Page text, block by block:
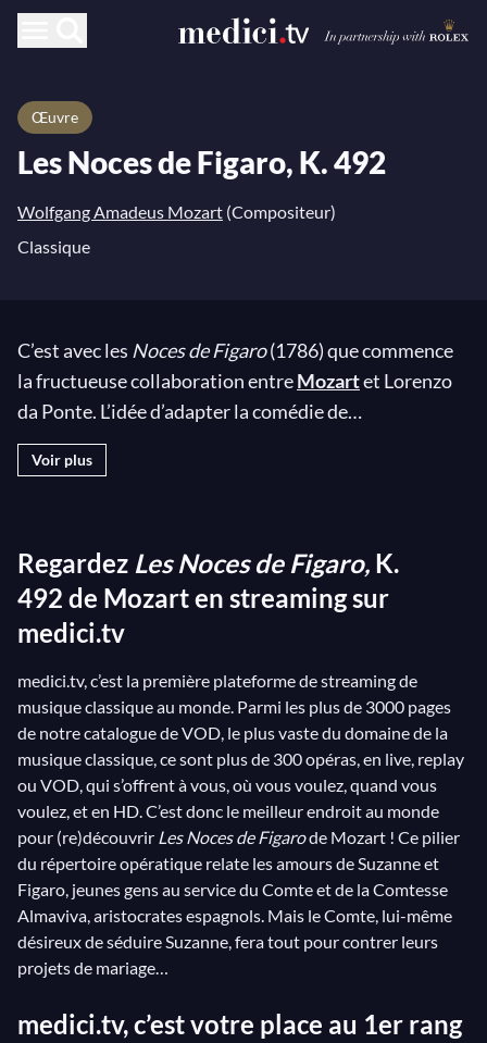
Œuvre
Les Noces de Figaro, K. 492
Wolfgang Amadeus Mozart (Compositeur)
Classique
C’est avec les Noces de Figaro(1786) que commence
la fructueuse collaboration entreMozartet Lorenzo
da Ponte. L’idée d’adapter la comédie de
Beaumarchais, alors célèbre dans toute l’Europe, avec
un grand nombre de polémiques associées, revient à
essentiellement la trame comique. Le succès des
premières représentations a été si retentissant que
l’empereur Joseph II a dû interdire, par ordonnance, la
Les thèmes universels desNocessont l’amour et le
droit, tandis que les personnages principaux
incarnent les forces antagonistes de cette époque de
troubles sociaux : l’aristocrate qui s’accroche au passé
et le futé représentant du tiers état alors en pleine
ascension. D’un point de vue psychologique, les
personnages esquissés par da Ponte sont
magnifiquement approfondis par l’art splendide de
Mozart : on est tout simplement émerveillé de la
fusion parfaite du langage et de la musique, obtenue
moyens ; la timidité de Chérubin, l’amour désabusé de
Voir plus
Regardez Les Noces de Figaro, K.
492 de Mozart en streaming sur
medici.tv
medici.tv, c’est la première plateforme de streaming de
musique classique au monde. Parmi les plus de 3000 pages
de notre catalogue de VOD, le plus vaste du domaine de la
musique classique, ce sont plus de 300 opéras, en live, replay
ou VOD, qui s’offrent à vous, où vous voulez, quand vous
voulez, et en HD. C’est donc le meilleur endroit au monde
pour (re)découvrir Les Noces de Figarode Mozart ! Ce pilier
du répertoire opératique relate les amours de Suzanne et
Figaro, jeunes gens au service du Comte et de la Comtesse
Almaviva, aristocrates espagnols. Mais le Comte, lui-même
désireux de séduire Suzanne, fera tout pour contrer leurs
projets de mariage…
medici.tv, c’est votre place au 1er rang